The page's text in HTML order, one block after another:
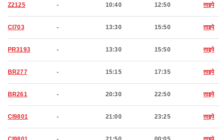
Z2125 - 10:40 12:50 ताइपे
CI703 - 13:30 15:50 ताइपे
PR3193 - 13:30 15:50 ताइपे
BR277 - 15:15 17:35 ताइपे
BR261 - 20:30 22:50 ताइपे
CI9801 - 21:00 23:25 ताइपे